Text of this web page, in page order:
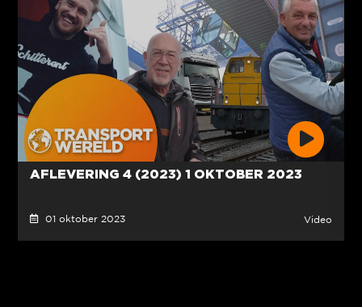
AFLEVERING 4 (2023) 1 OKTOBER 2023
01 oktober 2023 Video